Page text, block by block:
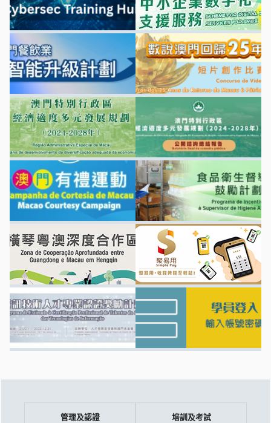
管理及認證
培訓及考試